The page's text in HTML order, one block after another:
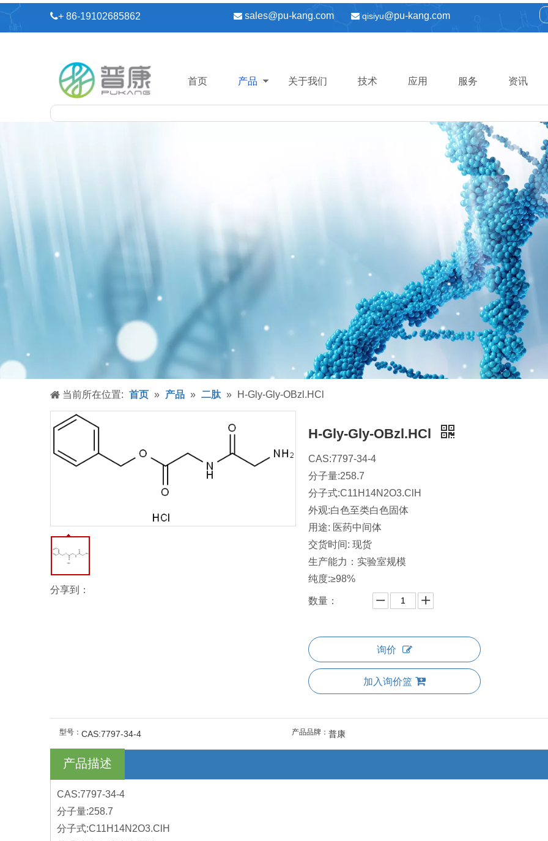
+ 86-19102685862  sales@pu-kang.com  qisiyu@pu-kang.com
首页 产品 关于我们 技术 应用 服务 资讯
当前所在位置: 首页 » 产品 » 二肽 » H-Gly-Gly-OBzl.HCl
分享到：
H-Gly-Gly-OBzl.HCl
CAS:7797-34-4
分子量:258.7
分子式:C11H14N2O3.ClH
外观:白色至类白色固体
用途: 医药中间体
交货时间: 现货
生产能力：实验室规模
纯度:≥98%
数量：
询价
加入询价篮
型号： CAS:7797-34-4 产品品牌： 普康
产品描述
CAS:7797-34-4
分子量:258.7
分子式:C11H14N2O3.ClH